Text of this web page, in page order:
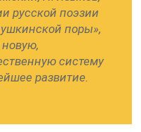
русской поэзии
поры»,
систему
развитие.